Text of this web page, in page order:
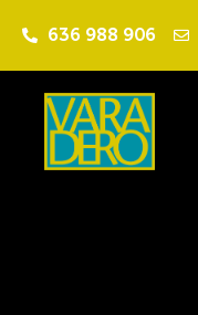
636 988 906